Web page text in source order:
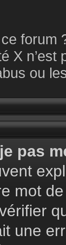
forum
X n’est
ou
pas
mot
une